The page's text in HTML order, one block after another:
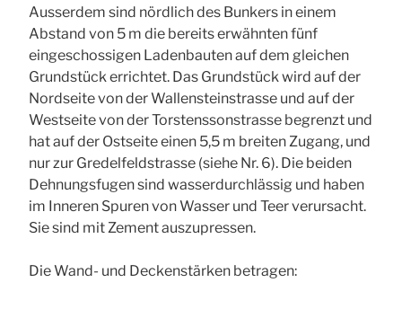
Ausserdem sind nördlich des Bunkers in einem
Abstand von 5 m die bereits erwähnten fünf
eingeschossigen Ladenbauten auf dem gleichen
Grundstück errichtet. Das Grundstück wird auf der
Nordseite von der Wallensteinstrasse und auf der
Westseite von der Torstenssonstrasse begrenzt und
hat auf der Ostseite einen 5,5 m breiten Zugang, und
nur zur Gredelfeldstrasse (siehe Nr. 6). Die beiden
Dehnungsfugen sind wasserdurchlässig und haben
im Inneren Spuren von Wasser und Teer verursacht.
Sie sind mit Zement auszupressen.
Die Wand- und Deckenstärken betragen: